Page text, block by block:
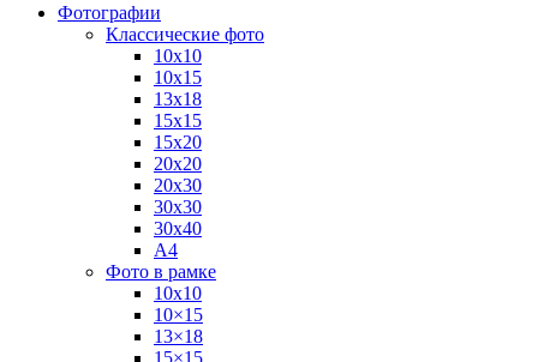
Фотографии
Классические фото
10х10
10х15
13х18
15х15
15х20
20х20
20х30
30х30
30х40
А4
Фото в рамке
10х10
10×15
13×18
15×15